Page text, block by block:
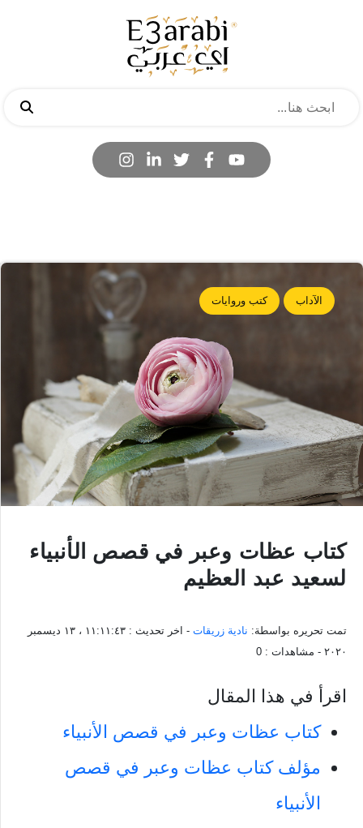
الآداب كتب وروايات
كتاب عظات وعبر في قصص الأنبياء
لسعيد عبد العظيم
تمت تحريره بواسطة: نادية زريقات - اخر تحديث :
١١:١١:٤٣ ، ١٣ ديسمبر
٢٠٢٠ - مشاهدات : 0
اقرأ في هذا المقال
كتاب عظات وعبر في قصص الأنبياء
مؤلف كتاب عظات وعبر في قصص
الأنبياء